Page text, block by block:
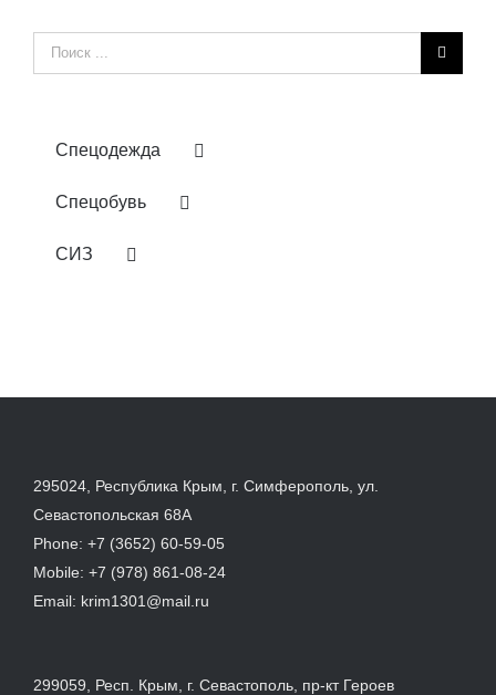
Результат
поиска:
Спецодежда
Спецобувь
СИЗ
295024, Республика Крым, г. Симферополь, ул.
Севастопольская 68А
Phone: +7 (3652) 60-59-05
Mobile: +7 (978) 861-08-24
Email: krim1301@mail.ru
299059, Респ. Крым, г. Севастополь, пр-кт Героев